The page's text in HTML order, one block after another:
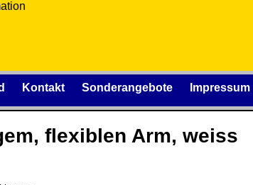
flexiblen Arm, weiss
Kontakt Sonderangebote Impressum
€
€
0.00 €